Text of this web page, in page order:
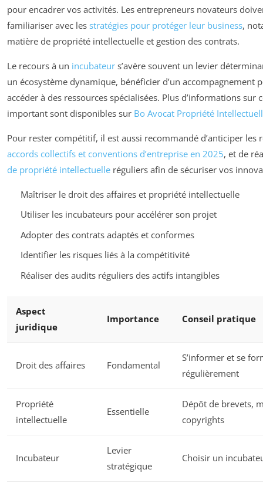
pour encadrer vos activités. Les entrepreneurs novateurs
familiariser avec les stratégies pour protéger leur business,
matière de propriété intellectuelle et gestion des contrats.
Le recours à un incubateur s’avère souvent un levier
un écosystème dynamique, bénéficier d’un accompagnement
accéder à des ressources spécialisées. Plus d’informations sur
important sont disponibles sur Bo Avocat Propriété
Pour rester compétitif, il est aussi recommandé d’anticiper les
accords collectifs et conventions d’entreprise en 2025, et de
de propriété intellectuelle réguliers afin de sécuriser vos
Maîtriser le droit des affaires et propriété intellectuelle
Utiliser les incubateurs pour accélérer son projet
Adopter des contrats adaptés et conformes
Identifier les risques liés à la compétitivité
Réaliser des audits réguliers des actifs intangibles
Aspect
juridique
Importance Conseil pratique
Droit des affaires Fondamental
S’informer et se
régulièrement
Propriété
intellectuelle
Essentielle
Dépôt de brevets,
copyrights
Incubateur
Levier
stratégique
Choisir un